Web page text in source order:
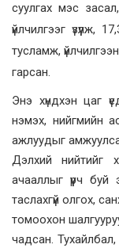
суулгах мэс
үйлчилгээг үзүүлж,
тусламж,
гарсан.
Энэ хүндхэн цаг
нэмэх, нийгмийн
ажлуудыг
Дэлхий нийтийг
ачааллыг үүрч
таслахгүй олгох,
томоохон
чадсан.